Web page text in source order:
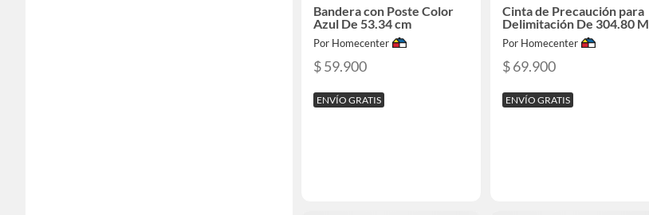
Bandera con Poste Color
Azul De 53.34 cm
Por Homecenter
$ 59.900
ENVÍO GRATIS
Cinta de Precaución para
Delimitación De 304.80 M
Por Homecenter
$ 69.900
ENVÍO GRATIS